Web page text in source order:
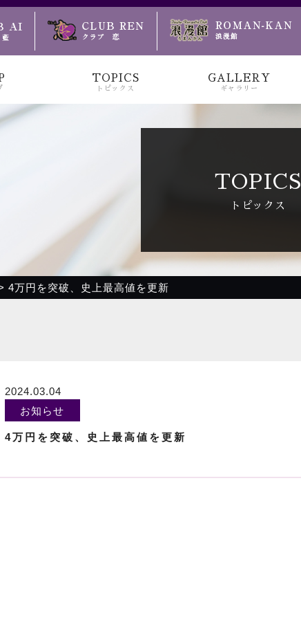
、浪漫館で皆様のお越しをお待ちしております
TOPICS
トピックス
GALLERY
ギャラリー
TOPICS
トピックス
4万円を突破、史上最高値を更新
2024.03.04
お知らせ
4万円を突破、史上最高値を更新